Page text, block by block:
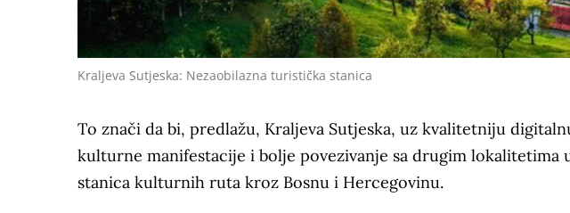
Kraljeva Sutjeska: Nezaobilazna turistička stanica
To znači da bi, predlažu, Kraljeva Sutjeska, uz kvalitetniju
kulturne manifestacije i bolje povezivanje sa drugim lokalitetima
stanica kulturnih ruta kroz Bosnu i Hercegovinu.